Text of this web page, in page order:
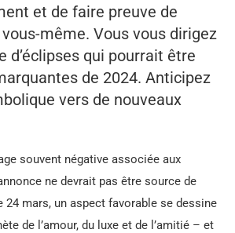
et de faire preuve de
même. Vous vous dirigez
d’éclipses qui pourrait être
de 2024. Anticipez
vers de nouveaux
souvent négative associée aux
ne devrait pas être source de
24 mars, un aspect favorable se dessine
de l’amour, du luxe et de l’amitié – et